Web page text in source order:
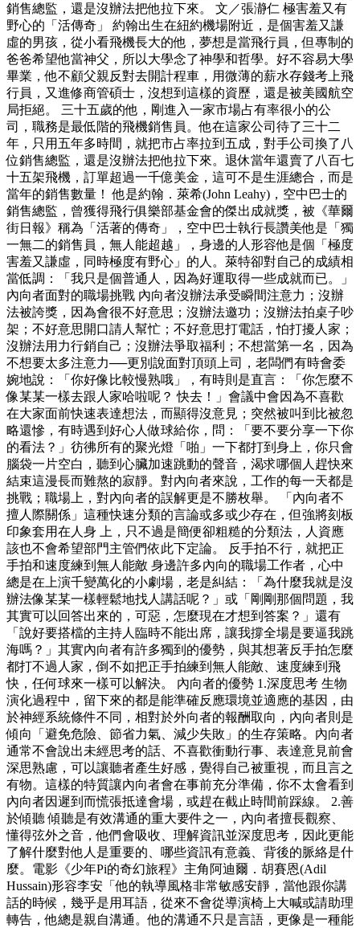
銷售總監，還是沒辦法把他拉下來。 文／張瀞仁 極害羞又有
野心的「活傳奇」 約翰出生在紐約機場附近，是個害羞又謙
虛的男孩，從小看飛機長大的他，夢想是當飛行員，但專制的
爸爸希望他當神父，所以大學念了神學和哲學。好不容易大學
畢業，他不顧父親反對去開計程車，用微薄的薪水存錢考上飛
行員，又進修商管碩士，沒想到這樣的資歷，還是被美國航空
局拒絕。 三十五歲的他，剛進入一家市場占有率很小的公
司，職務是最低階的飛機銷售員。他在這家公司待了三十二
年，只用五年多時間，就把市占率拉到五成，對手公司換了八
位銷售總監，還是沒辦法把他拉下來。退休當年還賣了八百七
十五架飛機，訂單超過一千億美金，這可不是生涯總合，而是
當年的銷售數量！ 他是約翰．萊希(John Leahy)，空中巴士的
銷售總監，曾獲得飛行俱樂部基金會的傑出成就獎，被《華爾
街日報》稱為「活著的傳奇」，空中巴士執行長讚美他是「獨
一無二的銷售員，無人能超越」，身邊的人形容他是個「極度
害羞又謙虛，同時極度有野心」的人。萊特卻對自己的成績相
當低調：「我只是個普通人，因為好運取得一些成就而已。」
內向者面對的職場挑戰 內向者沒辦法承受瞬間注意力；沒辦
法被誇獎，因為會很不好意思；沒辦法邀功；沒辦法拍桌子吵
架；不好意思開口請人幫忙；不好意思打電話，怕打擾人家；
沒辦法用力行銷自己；沒辦法爭取福利；不想當第一名，因為
不想要太多注意力──更別說面對頂頭上司，老闆們有時會委
婉地說：「你好像比較慢熟哦」，有時則是直言：「你怎麼不
像某某一樣去跟人家哈啦呢？ 快去！」會議中會因為不喜歡
在大家面前快速表達想法，而顯得沒意見；突然被叫到比被忽
略還慘，有時遇到好心人做球給你，問：「要不要分享一下你
的看法？」彷彿所有的聚光燈「啪」一下都打到身上，你只會
腦袋一片空白，聽到心臟加速跳動的聲音，渴求哪個人趕快來
結束這漫長而難熬的寂靜。對內向者來說，工作的每一天都是
挑戰；職場上，對內向者的誤解更是不勝枚舉。 「內向者不
擅人際關係」這種快速分類的言論或多或少存在，但強將刻板
印象套用在人身 上，只不過是簡便卻粗糙的分類法，人資應
該也不會希望部門主管們依此下定論。 反手拍不行，就把正
手拍和速度練到無人能敵 身邊許多內向的職場工作者，心中
總是在上演千變萬化的小劇場，老是糾結：「為什麼我就是沒
辦法像某某一樣輕鬆地找人講話呢？」或「剛剛那個問題，我
其實可以回答出來的，可惡，怎麼現在才想到答案？」還有
「說好要搭檔的主持人臨時不能出席，讓我撐全場是要逼我跳
海嗎？」其實內向者有許多獨到的優勢，與其想著反手拍怎麼
都打不過人家，倒不如把正手拍練到無人能敵、速度練到飛
快，任何球來一樣可以解決。 內向者的優勢 1.深度思考 生物
演化過程中，留下來的都是能準確反應環境並適應的基因，由
於神經系統條件不同，相對於外向者的報酬取向，內向者則是
傾向「避免危險、節省力氣、減少失敗」的生存策略。內向者
通常不會說出未經思考的話、不喜歡衝動行事、表達意見前會
深思熟慮，可以讓聽者產生好感，覺得自己被重視，而且言之
有物。這樣的特質讓內向者會在事前充分準備，你不太會看到
內向者因遲到而慌張抵達會場，或趕在截止時間前踩線。 2.善
於傾聽 傾聽是有效溝通的重大要件之一，內向者擅長觀察、
懂得弦外之音，他們會吸收、理解資訊並深度思考，因此更能
了解什麼對他人是重要的、哪些資訊有意義、背後的脈絡是什
麼。電影《少年Pi的奇幻旅程》主角阿迪爾．胡賽恩(Adil
Hussain)形容李安「他的執導風格非常敏感安靜，當他跟你講
話的時候，幾乎是用耳語，從來不會從導演椅上大喊或請助理
轉告，他總是親自溝通。他的溝通不只是言語，更像是一種能